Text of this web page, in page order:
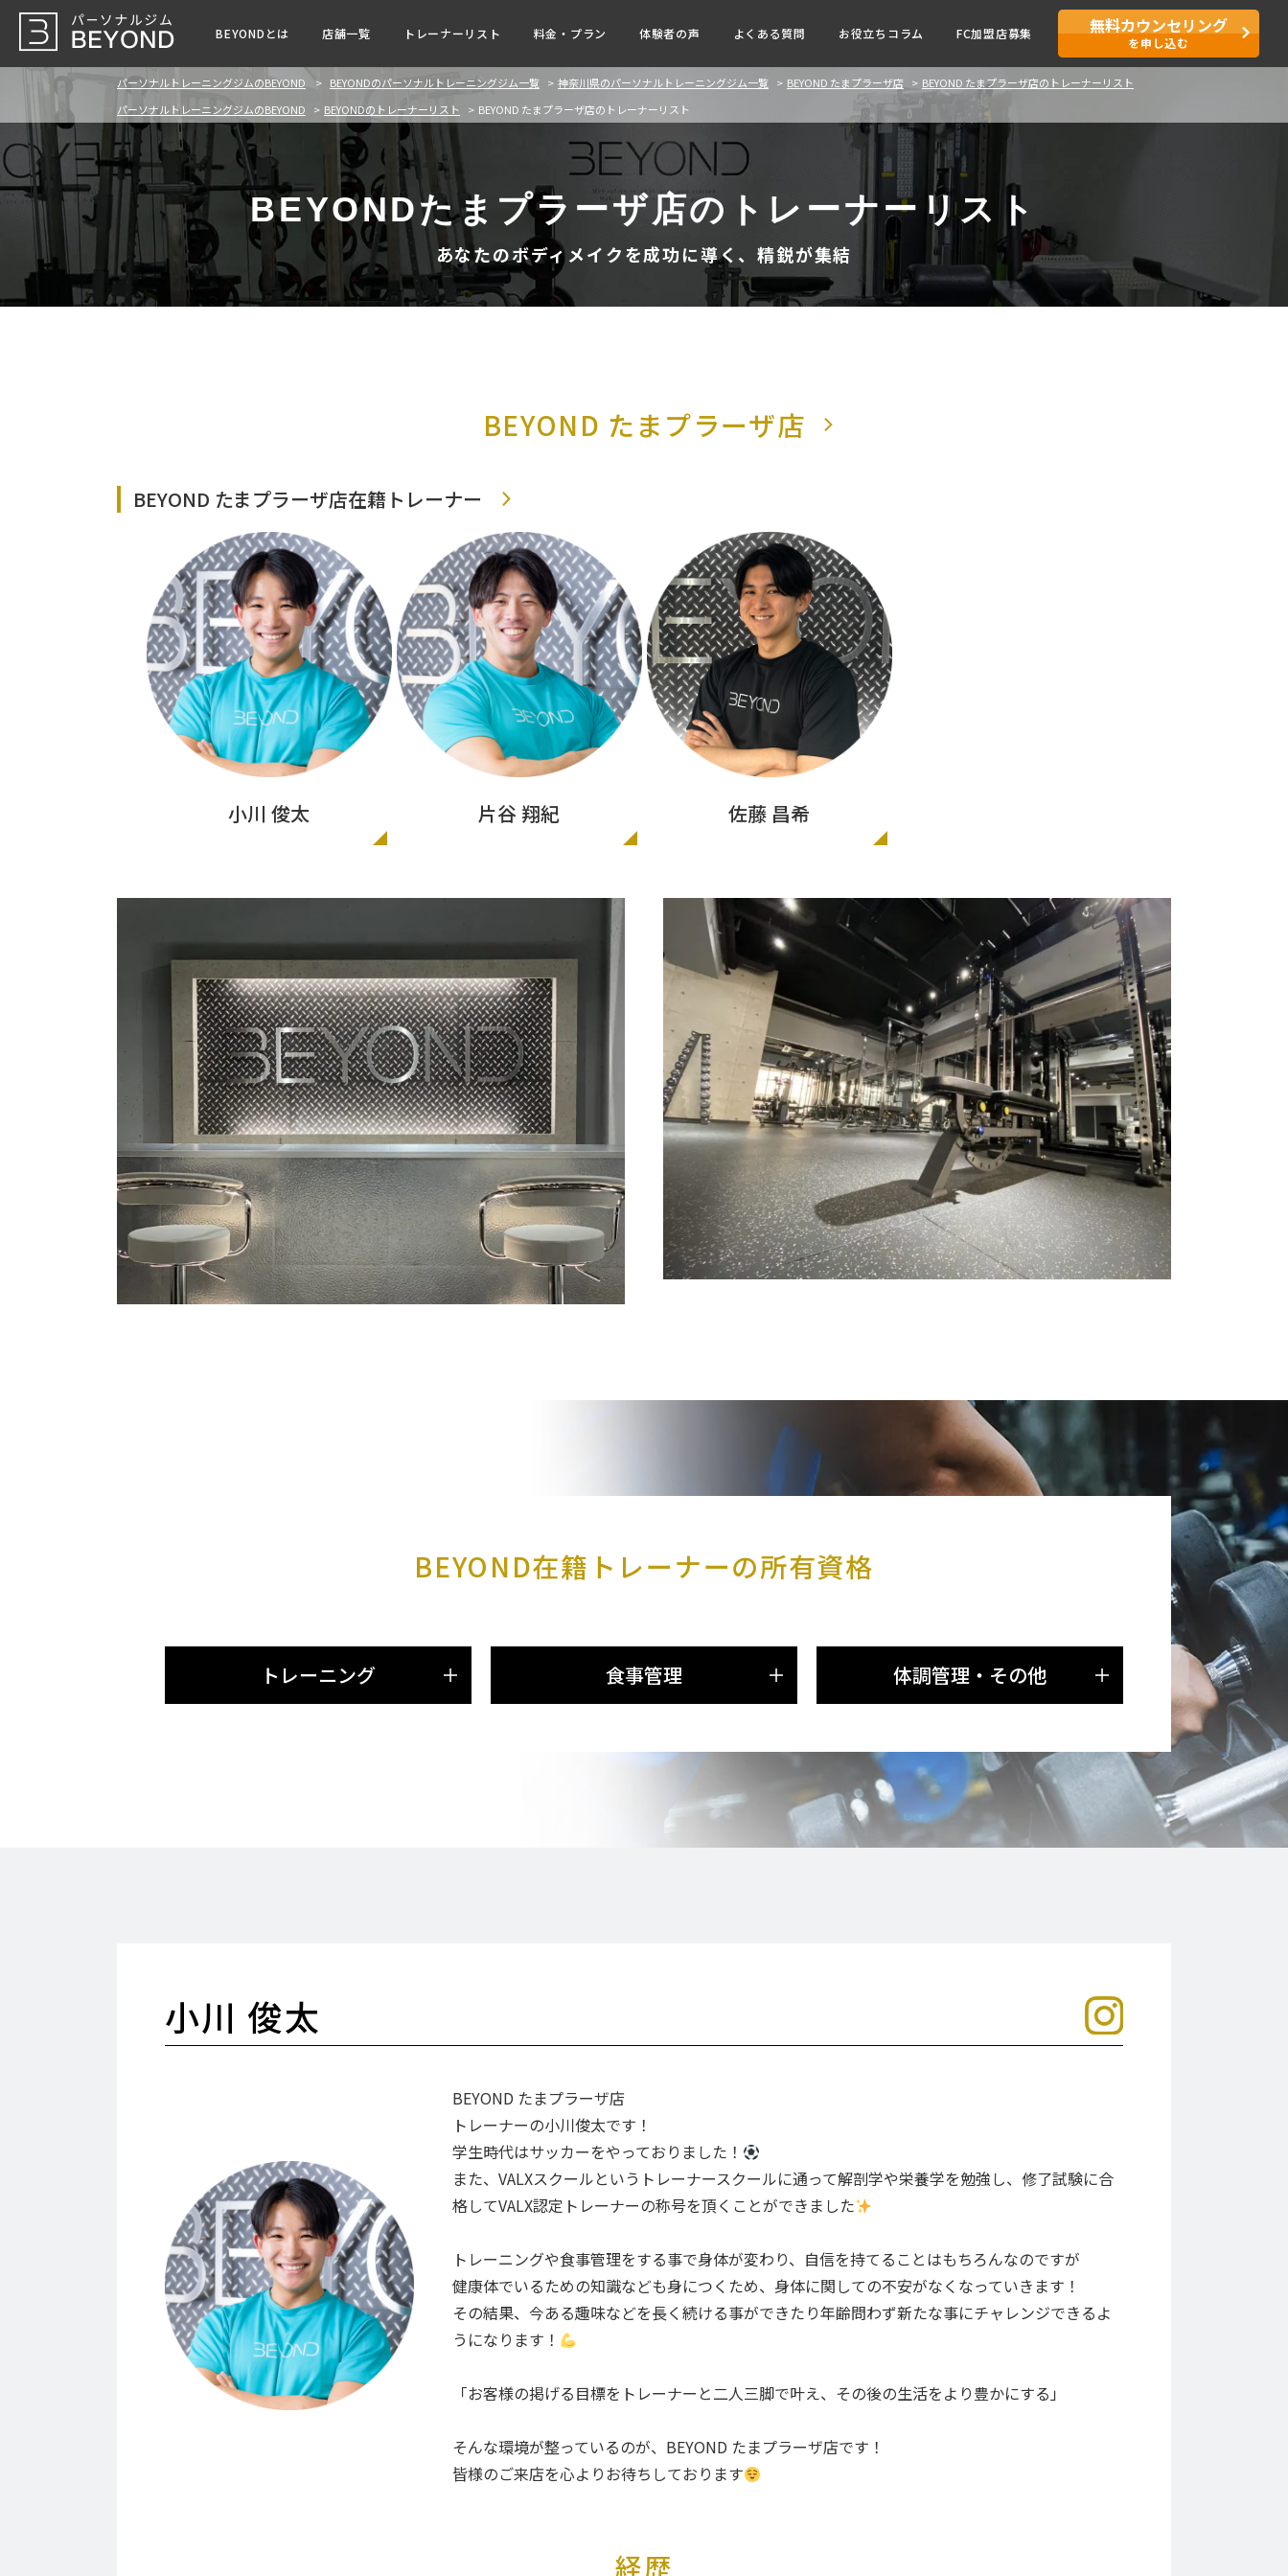
無料カウンセリング
を申し込む
BEYONDとは 店舗一覧 トレーナーリスト 料金・プラン 体験者の声 よくある質問 お役立ちコラム FC加盟店募集
パーソナルトレーニングジムのBEYOND BEYONDのパーソナルトレーニングジム一覧 神奈川県のパーソナルトレーニングジム一覧 BEYOND たまプラーザ店
BEYOND たまプラーザ店のトレーナーリスト
パーソナルトレーニングジムのBEYOND
BEYONDのトレーナーリスト BEYOND たまプラーザ店のトレーナーリスト
BEYONDたまプラーザ店のトレーナーリスト
あなたのボディメイクを成功に導く、精鋭が集結
BEYOND たまプラーザ店
BEYOND たまプラーザ店在籍トレーナー
小川 俊太 片谷 翔紀 佐藤 昌希
BEYOND在籍トレーナーの所有資格
トレーニング 食事管理 体調管理・その他
小川 俊太
BEYOND たまプラーザ店
トレーナーの小川俊太です！
学生時代はサッカーをやっておりました！
また、VALXスクールというトレーナースクールに通って解剖学や栄養学を勉強し、修了試験に合
格してVALX認定トレーナーの称号を頂くことができました
トレーニングや食事管理をする事で身体が変わり、自信を持てることはもちろんなのですが
健康体でいるための知識なども身につくため、身体に関しての不安がなくなっていきます！
その結果、今ある趣味などを長く続ける事ができたり年齢問わず新たな事にチャレンジできるよ
うになります！
「お客様の掲げる目標をトレーナーと二人三脚で叶え、その後の生活をより豊かにする」
そんな環境が整っているのが、BEYOND たまプラーザ店です！
皆様のご来店を心よりお待ちしております
経歴